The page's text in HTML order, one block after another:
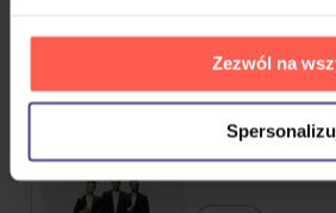
Zezwól na
15CD
Na magazynie
Il Volo: 10